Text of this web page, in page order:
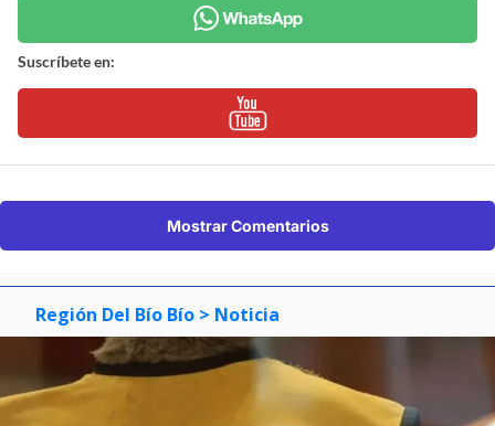
Suscríbete en:
Mostrar Comentarios
Región Del Bío Bío > Noticia